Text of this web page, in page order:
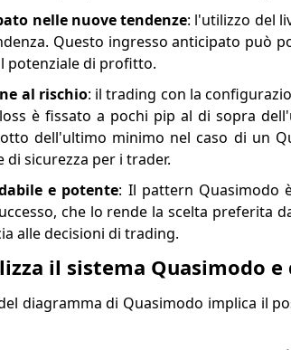
nelle nuove tendenze: l'utilizzo del
Questo ingresso anticipato può
potenziale di profitto.
al rischio: il trading con la
è fissato a pochi pip al di sopra
dell'ultimo minimo nel caso di un
sicurezza per i trader.
e potente: Il pattern Quasimodo
che lo rende la scelta preferita
alle decisioni di trading.
il sistema Quasimodo
diagramma di Quasimodo implica il